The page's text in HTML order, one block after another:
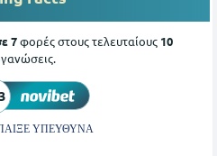
7φορές στους τελευταίους 10
ΠΑΙΞΕ ΥΠΕΥΘΥΝΑ